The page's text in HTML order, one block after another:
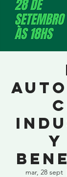
y
mar, 28 sept